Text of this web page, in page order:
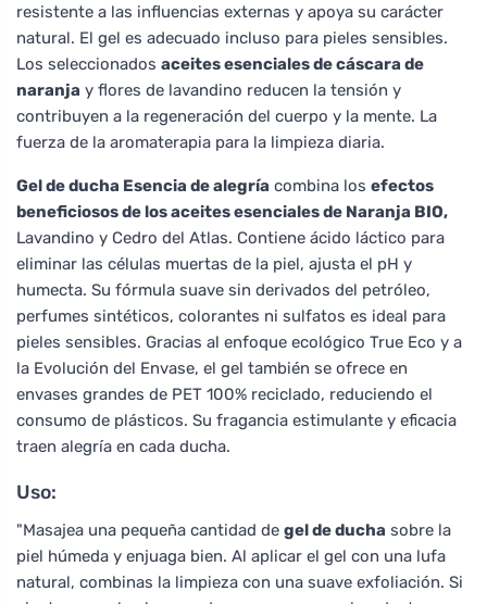
resistente a las influencias externas y apoya su carácter
natural. El gel es adecuado incluso para pieles sensibles.
Los seleccionados aceites esenciales de cáscara de
naranja y flores de lavandino reducen la tensión y
contribuyen a la regeneración del cuerpo y la mente. La
fuerza de la aromaterapia para la limpieza diaria.
Gel de ducha Esencia de alegría combina los efectos
beneficiosos de los aceites esenciales de Naranja BIO,
Lavandino y Cedro del Atlas. Contiene ácido láctico para
eliminar las células muertas de la piel, ajusta el pH y
humecta. Su fórmula suave sin derivados del petróleo,
perfumes sintéticos, colorantes ni sulfatos es ideal para
pieles sensibles. Gracias al enfoque ecológico True Eco y a
la Evolución del Envase, el gel también se ofrece en
envases grandes de PET 100% reciclado, reduciendo el
consumo de plásticos. Su fragancia estimulante y eficacia
traen alegría en cada ducha.
Uso:
"Masajea una pequeña cantidad de gel de ducha sobre la
piel húmeda y enjuaga bien. Al aplicar el gel con una lufa
natural, combinas la limpieza con una suave exfoliación. Si